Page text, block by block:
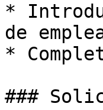
*
de
*
###